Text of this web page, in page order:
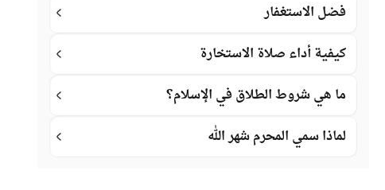
فضل الاستغفار
كيفية أداء صلاة الاستخارة
ما هي شروط الطلاق في الإسلام؟
لماذا سمي المحرم شهر الله